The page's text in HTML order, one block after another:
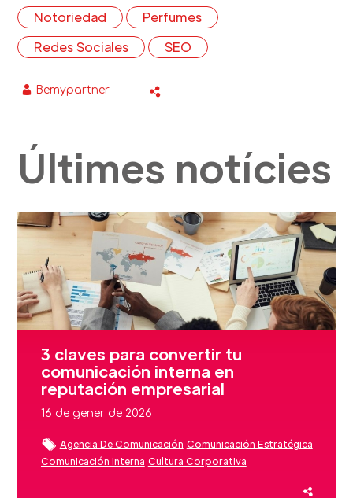
Notoriedad
Perfumes
Redes Sociales
SEO
Bemypartner
Últimes notícies
3 claves para convertir tu
comunicación interna en
reputación empresarial
16 de gener de 2026
Agencia De Comunicación Comunicación Estratégica
Comunicación Interna Cultura Corporativa